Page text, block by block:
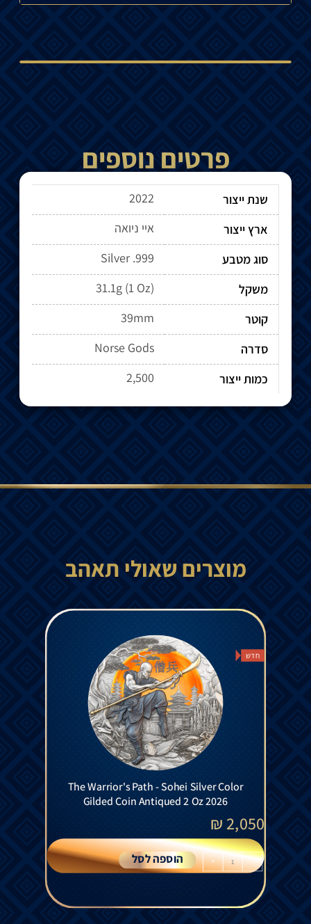
פרטים נוספים
שנת ייצור
2022
ארץ ייצור
איי ניואה
סוג מטבע
Silver .999
משקל
31.1g (1 Oz)
קוטר
39mm
סדרה
Norse Gods
כמות ייצור
2,500
מוצרים שאולי תאהב
חדש
The Warrior's Path - Sohei Silver Color
Gilded Coin Antiqued 2 Oz 2026
2,050
₪
-
+ הוספה לסל